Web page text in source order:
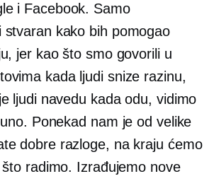
i Facebook. Samo
stvaran kako bih pomogao
jer kao što smo govorili u
kada ljudi snize razinu,
ljudi navedu kada odu, vidimo
Ponekad nam je od velike
dobre razloge, na kraju ćemo
radimo. Izrađujemo nove